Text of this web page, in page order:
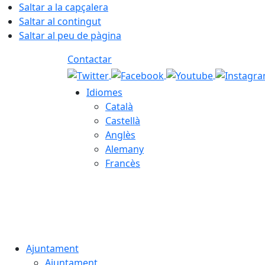
Saltar a la capçalera
Saltar al contingut
Saltar al peu de pàgina
Contactar
Idiomes
Català
Castellà
Anglès
Alemany
Francès
Ajuntament